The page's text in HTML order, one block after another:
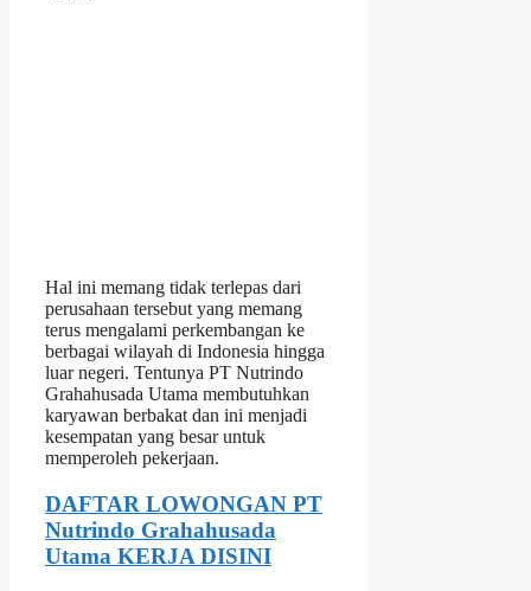
Hal ini memang tidak terlepas dari
perusahaan tersebut yang memang
terus mengalami perkembangan ke
berbagai wilayah di Indonesia hingga
luar negeri. Tentunya PT Nutrindo
Grahahusada Utama membutuhkan
karyawan berbakat dan ini menjadi
kesempatan yang besar untuk
memperoleh pekerjaan.
DAFTAR LOWONGAN PT
Nutrindo Grahahusada
Utama KERJA DISINI